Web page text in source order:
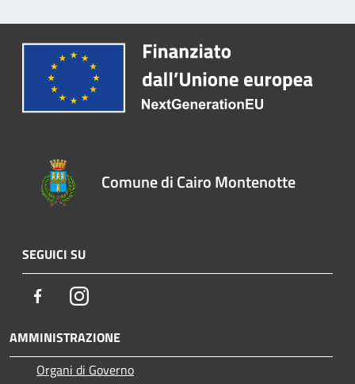
Comune di Cairo Montenotte
SEGUICI SU
FacebookInstagram
AMMINISTRAZIONE
Organi di Governo